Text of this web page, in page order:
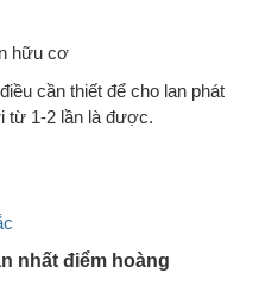
cần thiết để cho lan phát
từ 1-2 lần là được.
nhất điểm hoàng